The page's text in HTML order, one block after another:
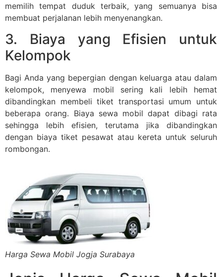
memilih tempat duduk terbaik, yang semuanya bisa
membuat perjalanan lebih menyenangkan.
3. Biaya yang Efisien untuk
Kelompok
Bagi Anda yang bepergian dengan keluarga atau dalam
kelompok, menyewa mobil sering kali lebih hemat
dibandingkan membeli tiket transportasi umum untuk
beberapa orang. Biaya sewa mobil dapat dibagi rata
sehingga lebih efisien, terutama jika dibandingkan
dengan biaya tiket pesawat atau kereta untuk seluruh
rombongan.
Harga Sewa Mobil Jogja Surabaya